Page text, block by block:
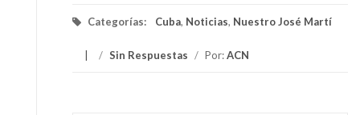
Categorías: Cuba, Noticias, Nuestro José Martí
/ Sin Respuestas / Por:ACN